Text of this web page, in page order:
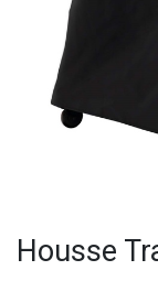
Housse